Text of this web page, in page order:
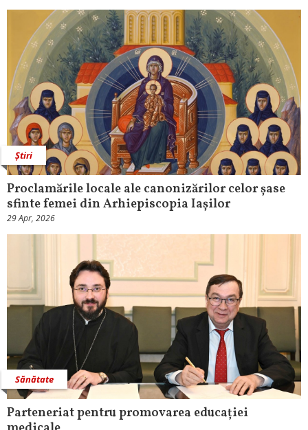
Știri
Proclamările locale ale canonizărilor celor șase
sfinte femei din Arhiepiscopia Iașilor
29 Apr, 2026
Sănătate
Parteneriat pentru promovarea educației